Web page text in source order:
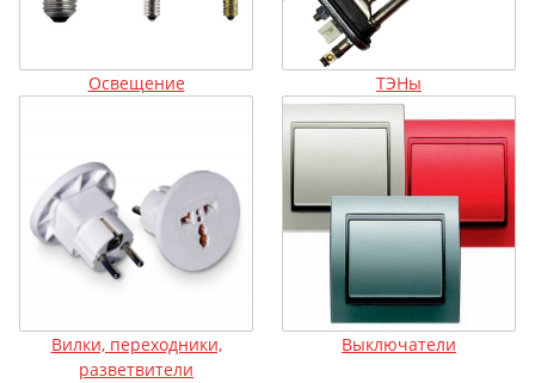
Освещение ТЭНы
Вилки, переходники,
разветвители
Выключатели